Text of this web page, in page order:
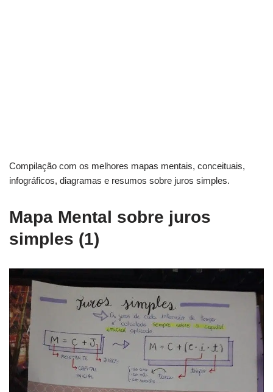
Compilação com os melhores mapas mentais, conceituais,
infográficos, diagramas e resumos sobre juros simples.
Mapa Mental sobre juros
simples (1)